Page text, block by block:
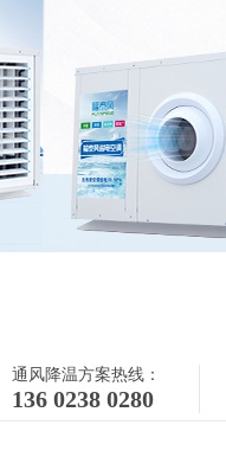
通风降温方案热线：
136 0238 0280